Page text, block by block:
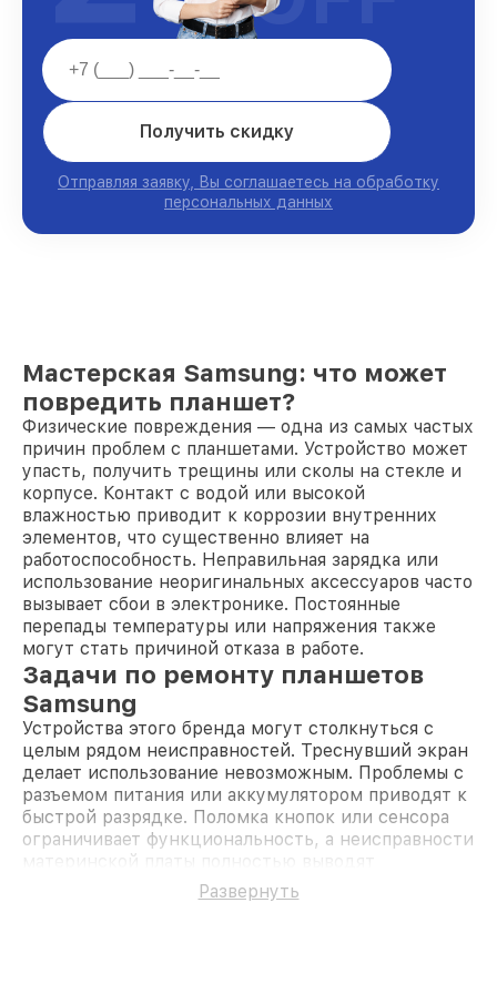
Получить скидку
Отправляя заявку, Вы соглашаетесь на обработку
персональных данных
Мастерская Samsung: что может
повредить планшет?
Физические повреждения — одна из самых частых
причин проблем с планшетами. Устройство может
упасть, получить трещины или сколы на стекле и
корпусе. Контакт с водой или высокой
влажностью приводит к коррозии внутренних
элементов, что существенно влияет на
работоспособность. Неправильная зарядка или
использование неоригинальных аксессуаров часто
вызывает сбои в электронике. Постоянные
перепады температуры или напряжения также
могут стать причиной отказа в работе.
Задачи по ремонту планшетов
Samsung
Устройства этого бренда могут столкнуться с
целым рядом неисправностей. Треснувший экран
делает использование невозможным. Проблемы с
разъемом питания или аккумулятором приводят к
быстрой разрядке. Поломка кнопок или сенсора
ограничивает функциональность, а неисправности
материнской платы полностью выводят
устройство из строя. Неполадки модуля Wi-Fi
лишают доступа к интернету, а звуковые
Развернуть